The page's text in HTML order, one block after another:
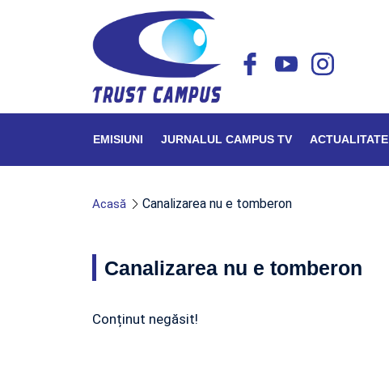
EMISIUNI JURNALUL CAMPUS TV ACTUALITATE
Acasă Canalizarea nu e tomberon
Canalizarea nu e tomberon
Conținut negăsit!